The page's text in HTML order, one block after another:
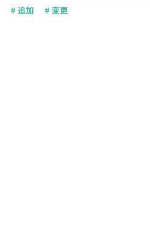
# 追加
# 変更